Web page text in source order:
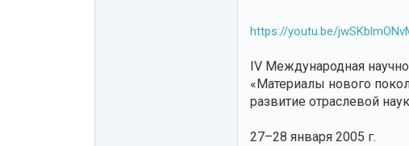
https://youtu.be/
IV Международная
«Материалы нового
развитие отраслевой
27–28 января 2005 г.